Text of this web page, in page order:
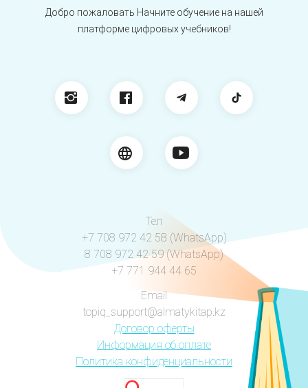
Добро пожаловать Начните обучение на нашей
платформе цифровых учебников!
Тел
+7 708 972 42 58 (WhatsApp)
8 708 972 42 59 (WhatsApp)
+7 771 944 44 65
Email
topiq_support@almatykitap.kz
Договор оферты
Информация об оплате
Политика конфиденциальности